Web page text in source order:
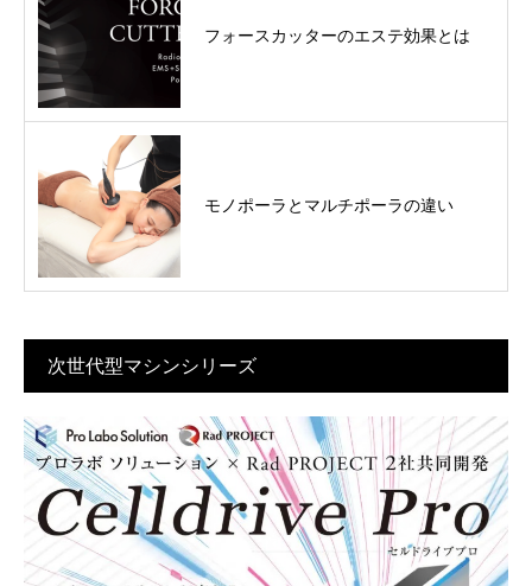
フォースカッターのエステ効果とは
モノポーラとマルチポーラの違い
次世代型マシンシリーズ